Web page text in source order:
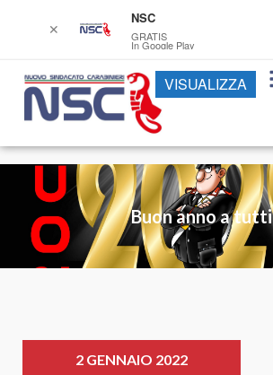
Buon anno a tutti
2 GENNAIO 2022
✕
NSC
GRATIS
In Google Play
VISUALIZZA